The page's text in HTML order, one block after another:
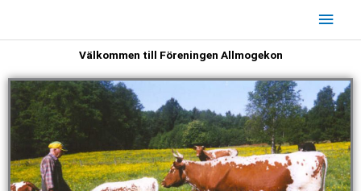
innehåll
Välkommen till Föreningen Allmogekon